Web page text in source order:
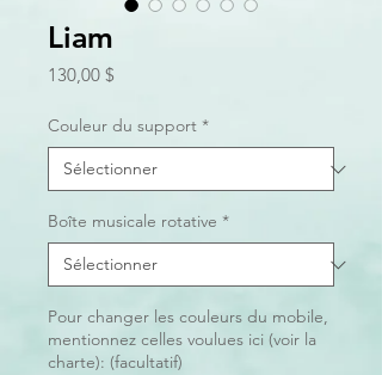
Liam
130,00 $
Couleur du support *
Boîte musicale rotative *
Pour changer les couleurs du mobile,
mentionnez celles voulues ici (voir la
charte): (facultatif)